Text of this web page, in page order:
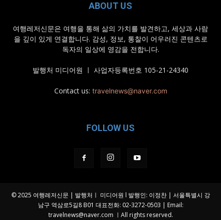
ABOUT US
여행레저신문은 여행을 통해 삶의 가치를 발견하고, 세상과 사람
을 깊이 있게 연결합니다. 감성, 정보, 통찰이 어우러진 콘텐츠로
독자의 일상에 영감을 전합니다.
발행처 미디어원 ㅣ 사업자등록번호 105-21-24340
Contact us: travelnews@naver.com
FOLLOW US
© 2025 여행레저신문 | 발행처ㅣ 미디어원 l 발행인: 이정찬 | 서울특별시 강
남구 역삼로5길8 B01 대표전화: 02-3272-0503 | Email:
travelnews@naver.com ㅣAll rights reserved.